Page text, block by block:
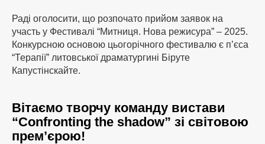
Раді оголосити, що розпочато прийом заявок на
участь у Фестивалі “Митниця. Нова режисура” – 2025.
Конкурсною основою цьогорічного фестивалю є п’єса
“Терапії” литовської драматургині Біруте
Капустінскайте.
Вітаємо творчу команду вистави
“Confronting the shadow” зі світовою
прем’єрою!